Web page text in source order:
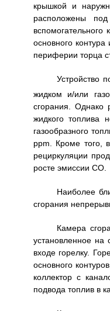
крышкой и
расположены
основного
периферии торца
Устройство
жидком и/или
сгорания. Однако
жидкого топлива
газообразного
ppm. Кроме того,
рециркуляции
росте эмиссии СО.
Наиболее
сгорания
Камера
установленное на
входе горелку.
основного
коллектор с
подвода топлив в